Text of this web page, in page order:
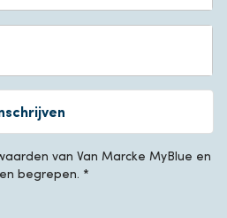
van Van Marcke MyBlue en
begrepen. *